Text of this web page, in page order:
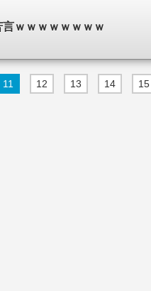
ｗｗｗｗｗｗｗｗ
11 12 13 14 15